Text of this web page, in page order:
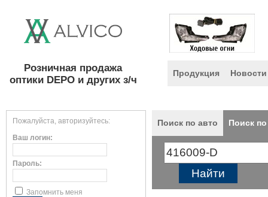
Розничная продажа
оптики DEPO и других з/ч
Продукция Новости
Пожалуйста, авторизуйтесь:
Ваш логин:
Пароль:
Запомнить меня
Поиск по авто Поиск